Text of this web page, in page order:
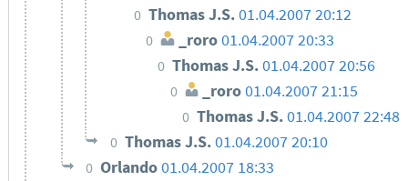
0 Thomas J.S.01.04.2007 20:12
0 _roro01.04.2007 20:33
0 Thomas J.S.01.04.2007 20:56
0 _roro01.04.2007 21:15
0 Thomas J.S.01.04.2007 22:48
0 Thomas J.S.01.04.2007 20:10
0 Orlando01.04.2007 18:33